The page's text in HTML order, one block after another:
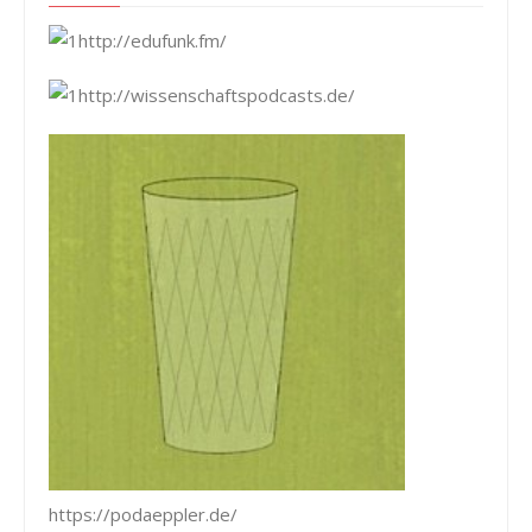
http://edufunk.fm/
http://wissenschaftspodcasts.de/
https://podaeppler.de/